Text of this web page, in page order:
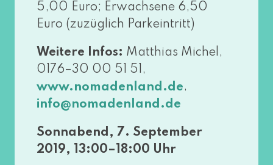
5,00 Euro; Erwachsene 6,50
Euro (zuzüg­lich Parkeintritt)
Weitere Infos: Matthias Michel,
0176–30 00 51 51,
www​.noma​den​land​.de,
info@​nomadenland.​de
Sonnabend, 7. September
2019, 13:00–18:00 Uhr